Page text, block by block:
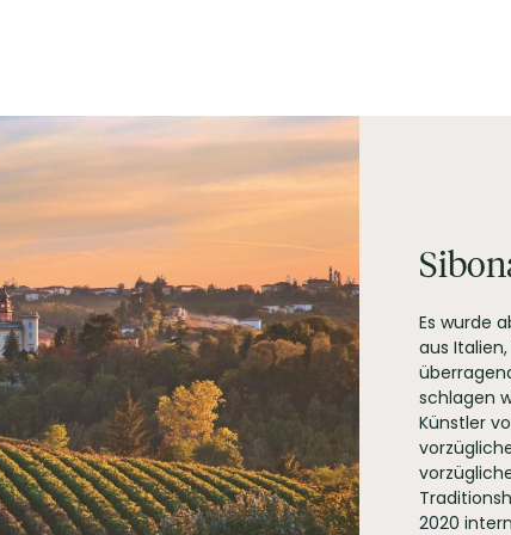
Gold
Spirituosen aus allen Regionen der Welt beim
ist in London. Die einzelnen Kategorien
gibt es auch verschiedene weitere Trophäen, die an die
5 I-12040 Piobesi d'Alba (CN)
Es wurde
aus
schlagen
Künstler
2020